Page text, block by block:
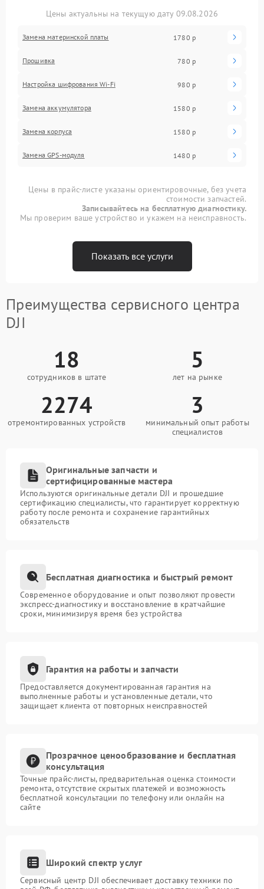
Цены актуальны на текущую дату 09.08.2026
Замена материнской платы 1780 р
Прошивка 780 р
Настройка шифрования Wi-Fi 980 р
Замена аккумулятора 1580 р
Замена корпуса 1580 р
Замена GPS-модуля 1480 р
Цены в прайс-листе указаны ориентировочные, без учета
стоимости запчастей.
Записывайтесь на бесплатную диагностику.
Мы проверим ваше устройство и укажем на неисправность.
Показать все услуги
Преимущества сервисного центра
DJI
18
сотрудников в штате
5
лет на рынке
2274
отремонтированных устройств
3
минимальный опыт работы
специалистов
Оригинальные запчасти и
сертифицированные мастера
Используются оригинальные детали DJI и прошедшие
сертификацию специалисты, что гарантирует корректную
работу после ремонта и сохранение гарантийных
обязательств
Бесплатная диагностика и быстрый ремонт
Современное оборудование и опыт позволяют провести
экспресс-диагностику и восстановление в кратчайшие
сроки, минимизируя время без устройства
Гарантия на работы и запчасти
Предоставляется документированная гарантия на
выполненные работы и установленные детали, что
защищает клиента от повторных неисправностей
Прозрачное ценообразование и бесплатная
консультация
Точные прайс-листы, предварительная оценка стоимости
ремонта, отсутствие скрытых платежей и возможность
бесплатной консультации по телефону или онлайн на
сайте
Широкий спектр услуг
Сервисный центр DJI обеспечивает доставку техники по